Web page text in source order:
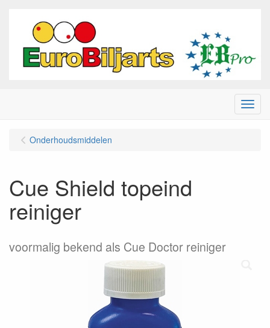
Menu
Onderhoudsmiddelen
Cue Shield topeind
reiniger
voormalig bekend als Cue Doctor reiniger